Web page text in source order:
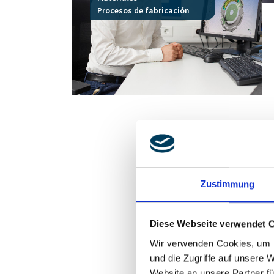
Zustimmung
Diese Webseite verwendet
Wir verwenden Cookies,
und die Zugriffe auf unsere
Procesos de fabricación
Nuevos
equipo de
Las tendencias e
temprana para
tecnologías de